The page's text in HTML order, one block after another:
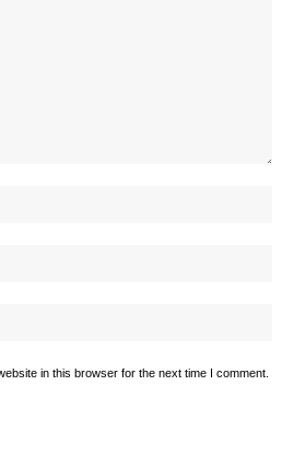
in this browser for the next time I comment.